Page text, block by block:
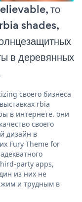
то
shades,
в деревянных
своего бизнеса
rbia
в интернете. они
своего
дизайн в
Fury Theme for
party apps,
из них не
и трудным в